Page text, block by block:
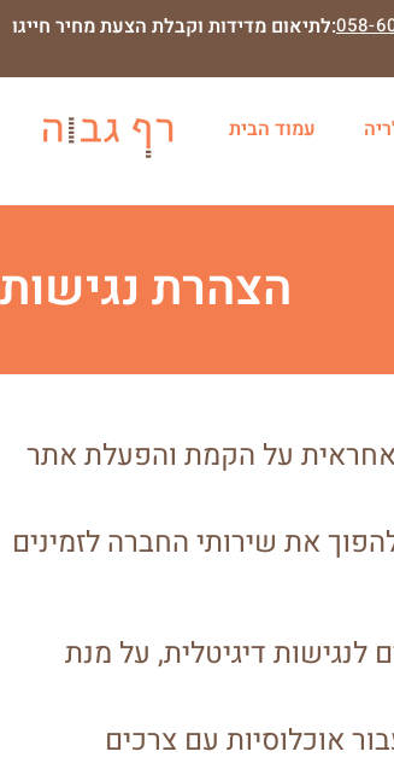
לתיאום מדידות וקבלת הצעת מחיר חייגו:058-
עמוד הבית
הצהרת נגישות
את שירותי החברה לזמינים
לנגישות דיגיטלית, על מנת
אוכלוסיות עם צרכים